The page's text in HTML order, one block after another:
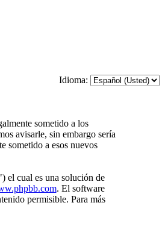
Idioma:
sometido a los
avisarle, sin embargo sería
sometido a esos nuevos
cual es una solución de
. El software
permisible. Para más